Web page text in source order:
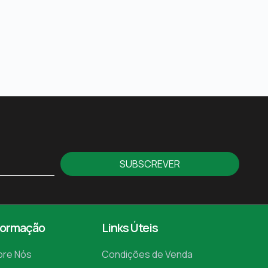
SUBSCREVER
Nós
Links Úteis
Condições de Venda